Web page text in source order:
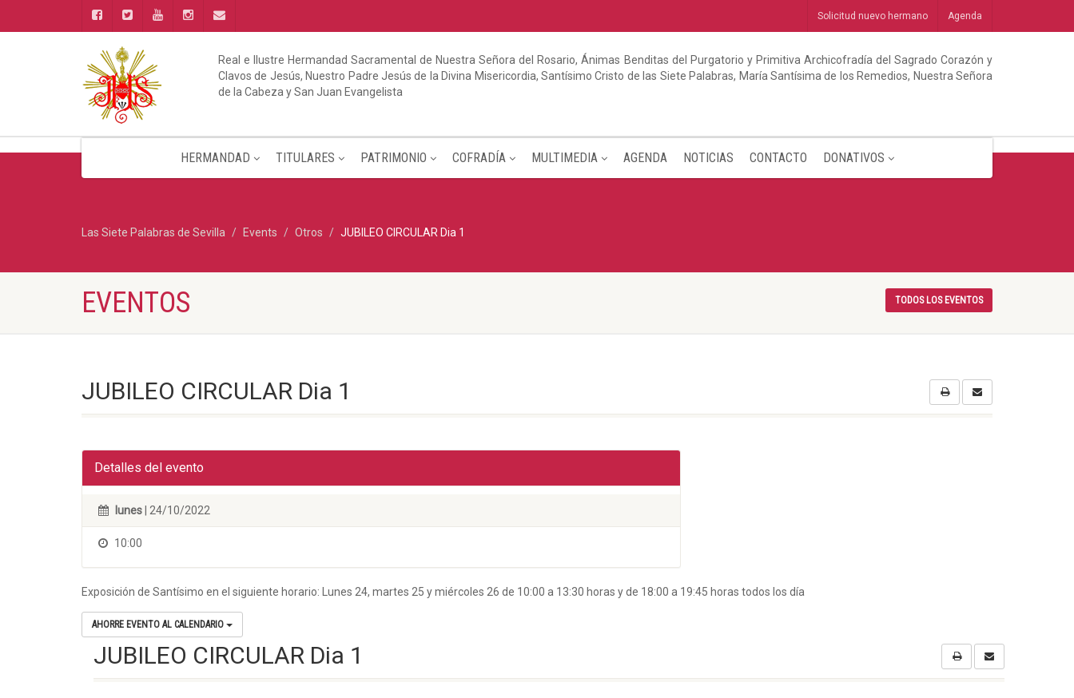
Solicitud nuevo hermano Agenda
Real e Ilustre Hermandad Sacramental de Nuestra Señora del Rosario, Ánimas Benditas del Purgatorio y Primitiva Archicofradía del Sagrado Corazón y
Clavos de Jesús, Nuestro Padre Jesús de la Divina Misericordia, Santísimo Cristo de las Siete Palabras, María Santísima de los Remedios, Nuestra Señora
de la Cabeza y San Juan Evangelista
HERMANDAD TITULARES PATRIMONIO COFRADÍA MULTIMEDIA AGENDA NOTICIAS CONTACTO DONATIVOS
Las Siete Palabras de Sevilla Events Otros JUBILEO CIRCULAR Dia 1
EVENTOS TODOS LOS EVENTOS
JUBILEO CIRCULAR Dia 1
Detalles del evento
lunes | 24/10/2022
10:00
Exposición de Santísimo en el siguiente horario: Lunes 24, martes 25 y miércoles 26 de 10:00 a 13:30 horas y de 18:00 a 19:45 horas todos los día
AHORRE EVENTO AL CALENDARIO
JUBILEO CIRCULAR Dia 1